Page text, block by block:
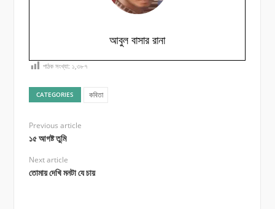
আবুল বাসার রানা
পাঠক সংখ্যা: ১,৩৮৭
CATEGORIES কবিতা
Previous article
১৫ আগষ্ট তুমি
Next article
তোমায় দেখি মনটা যে চায়